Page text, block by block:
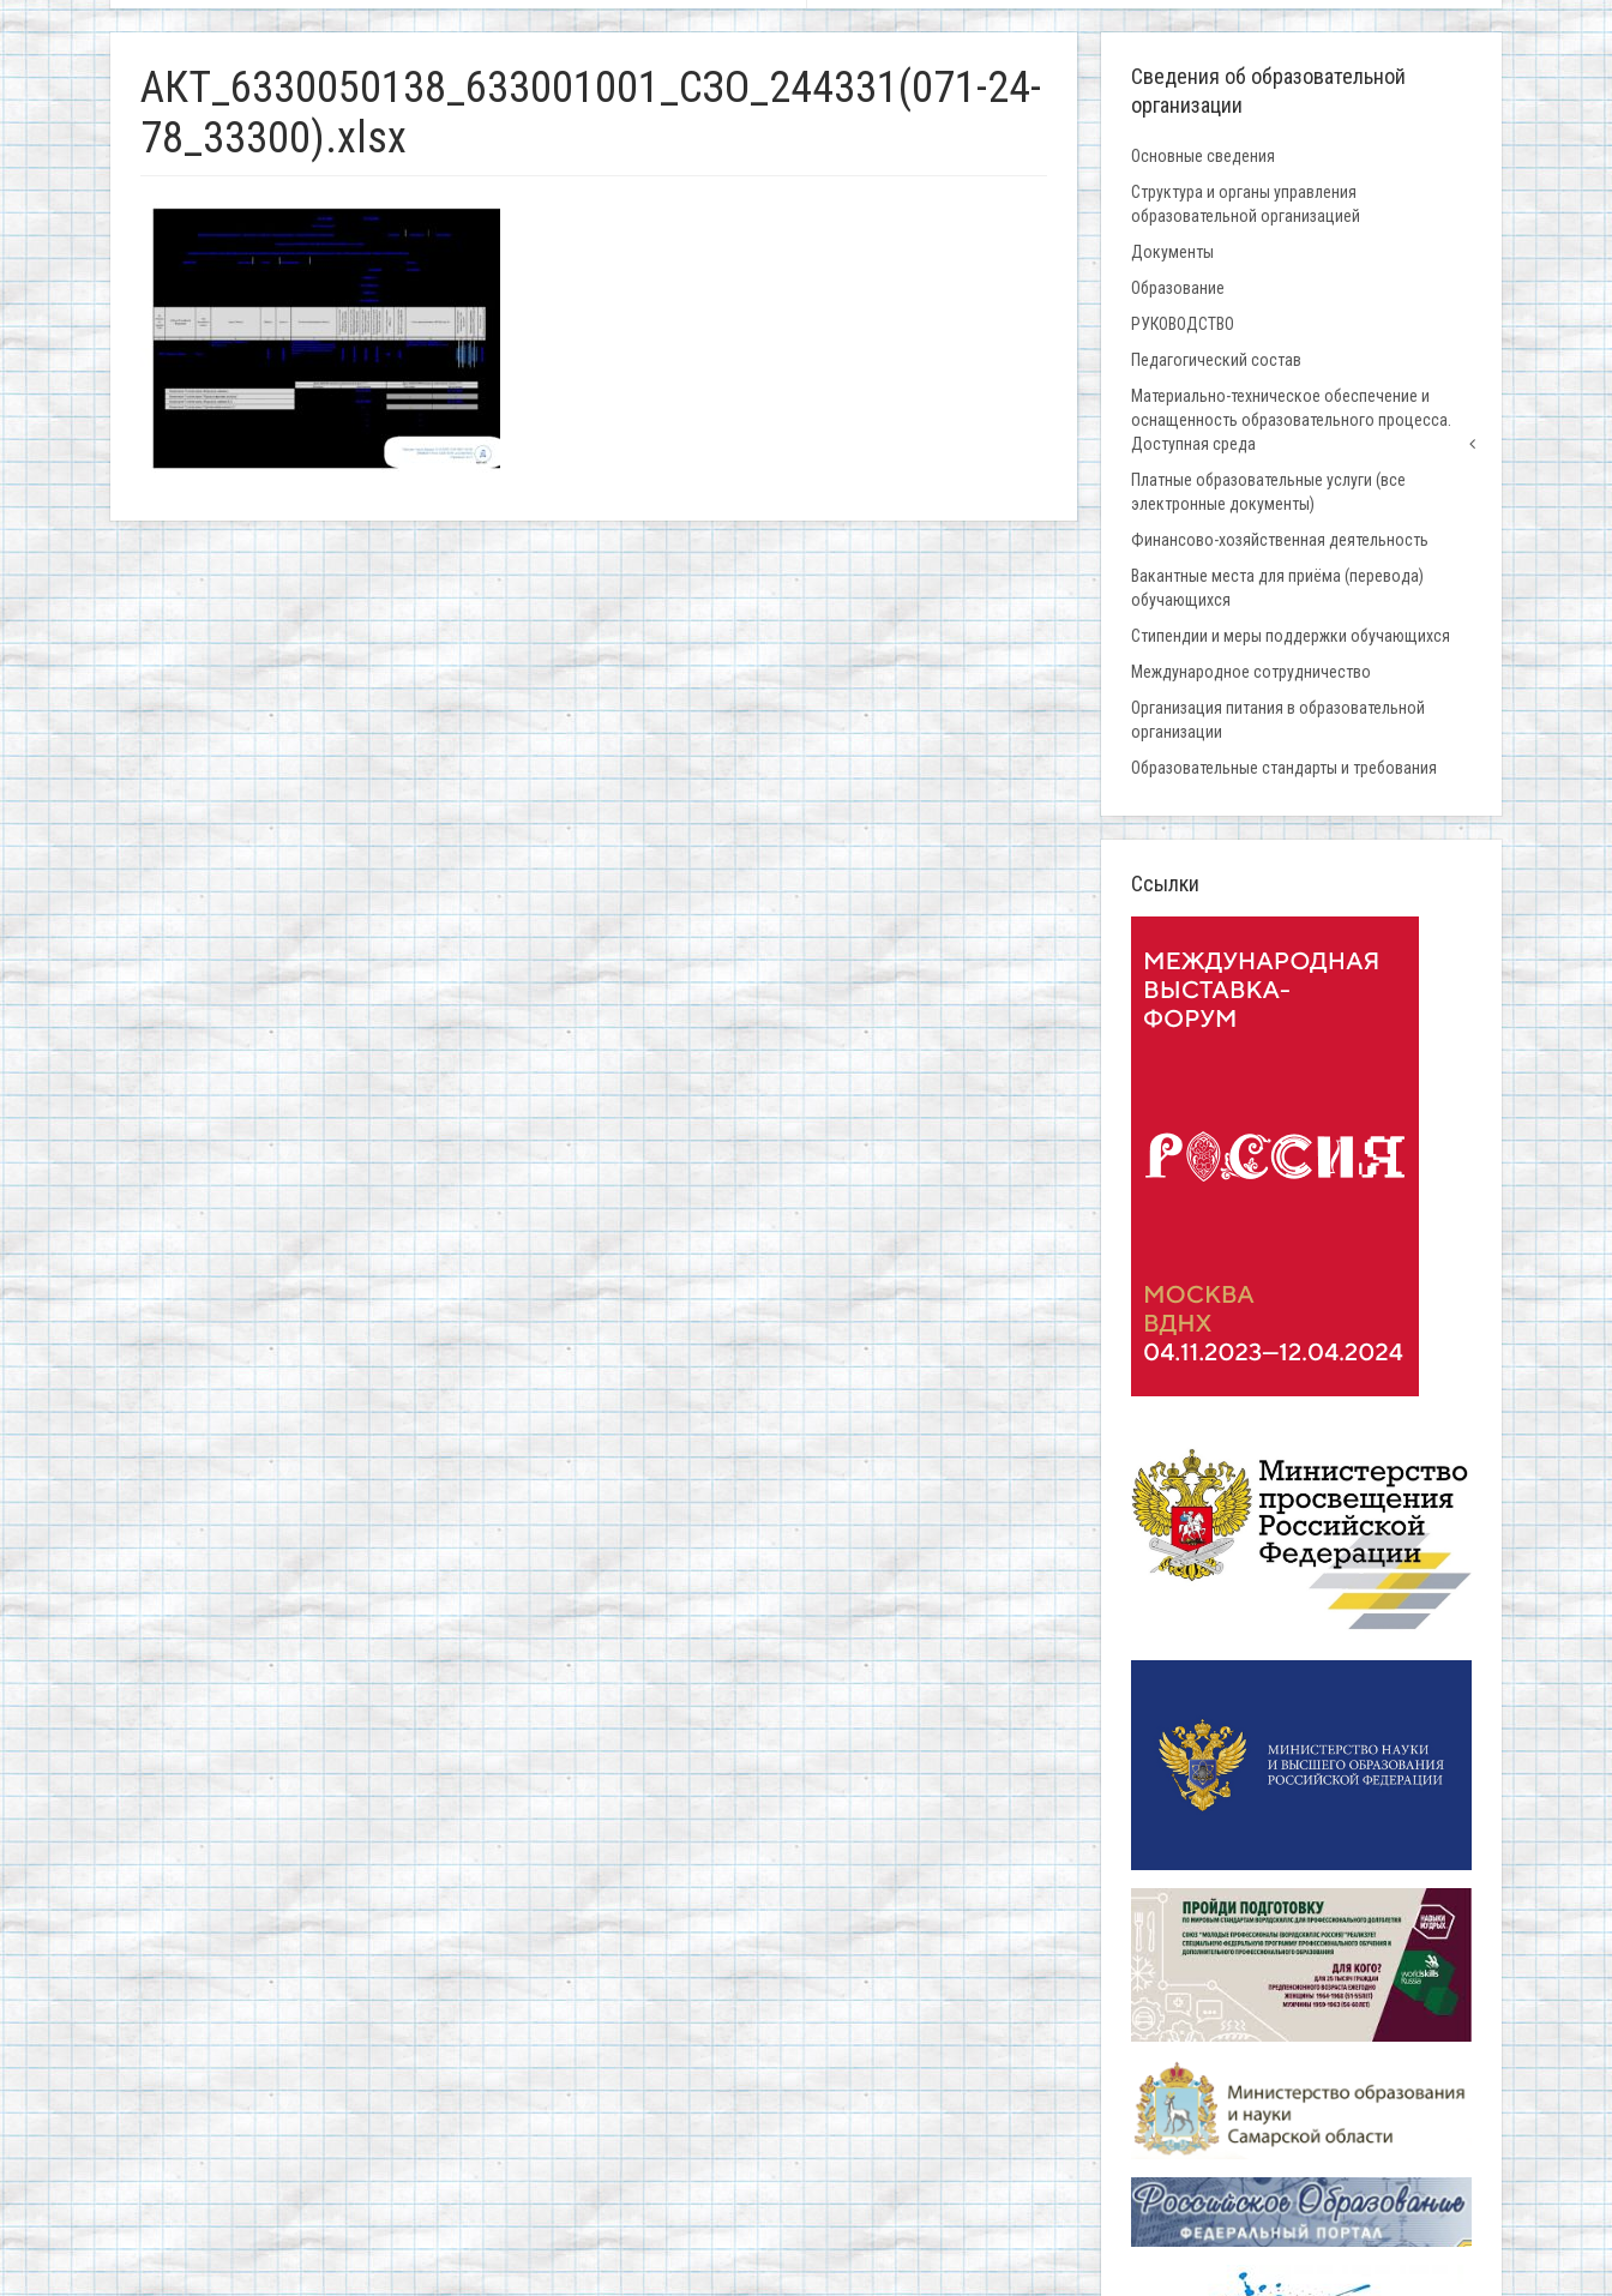
АКТ_6330050138_633001001_СЗО_244331(071-24-
78_33300).xlsx
Сведения об образовательной
организации
Основные сведения
Структура и органы управления
образовательной организацией
Документы
Образование
РУКОВОДСТВО
Педагогический состав
Материально-техническое обеспечение и
оснащенность образовательного процесса.
Доступная среда
Платные образовательные услуги (все
электронные документы)
Финансово-хозяйственная деятельность
Вакантные места для приёма (перевода)
обучающихся
Стипендии и меры поддержки обучающихся
Международное сотрудничество
Организация питания в образовательной
организации
Образовательные стандарты и требования
Ссылки